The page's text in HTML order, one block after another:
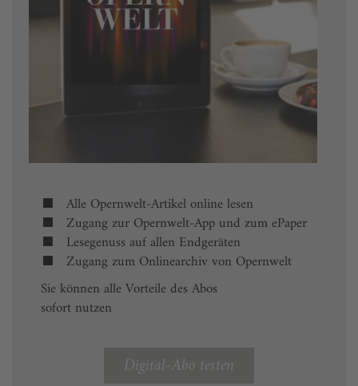
Alle Opernwelt-Artikel online lesen
Zugang zur Opernwelt-App und zum ePaper
Lesegenuss auf allen Endgeräten
Zugang zum Onlinearchiv von Opernwelt
Sie können alle Vorteile des Abos
sofort nutzen
Digital-Abo testen